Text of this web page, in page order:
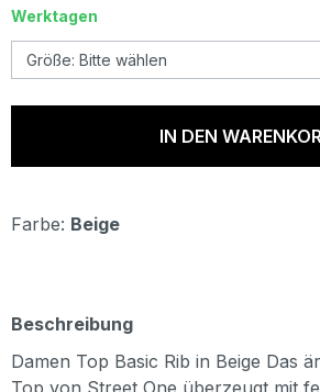
Werktagen
IN DEN
Farbe: Beige
Beschreibung
Damen Top Basic Rib in Beige Das
Top von Street One überzeugt mit